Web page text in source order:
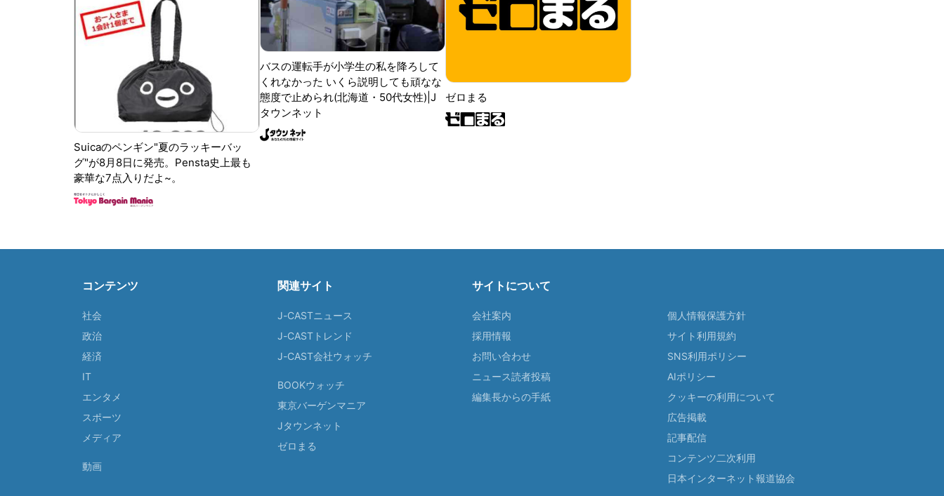
Suicaのペンギン"夏のラッキーバッ
グ"が8月8日に発売。Pensta史上最も
豪華な7点入りだよ~。
バスの運転手が小学生の私を降ろして
くれなかった いくら説明しても頑なな
態度で止められ(北海道・50代女性)|J
タウンネット
ゼロまる
コンテンツ
社会
政治
経済
IT
エンタメ
スポーツ
メディア
動画
関連サイト
J-CASTニュース
J-CASTトレンド
J-CAST会社ウォッチ
BOOKウォッチ
東京バーゲンマニア
Jタウンネット
ゼロまる
サイトについて
会社案内
採用情報
お問い合わせ
ニュース読者投稿
編集長からの手紙
個人情報保護方針
サイト利用規約
SNS利用ポリシー
AIポリシー
クッキーの利用について
広告掲載
記事配信
コンテンツ二次利用
日本インターネット報道協会